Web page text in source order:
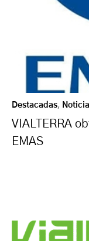
Destacadas,
VIALTERRA
EMAS